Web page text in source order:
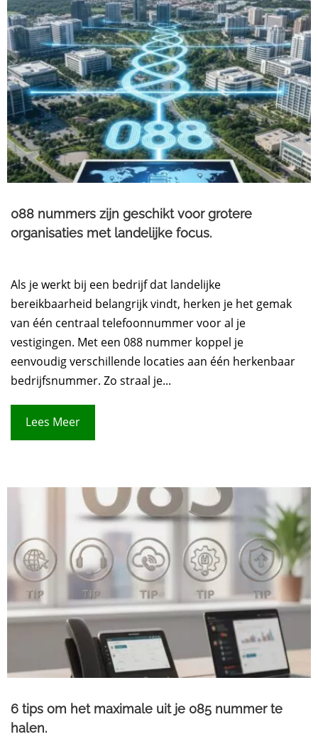
088 nummers zijn geschikt voor grotere
organisaties met landelijke focus.
Als je werkt bij een bedrijf dat landelijke
bereikbaarheid belangrijk vindt, herken je het gemak
van één centraal telefoonnummer voor al je
vestigingen. Met een 088 nummer koppel je
eenvoudig verschillende locaties aan één herkenbaar
bedrijfsnummer. Zo straal je...
Lees Meer
6 tips om het maximale uit je 085 nummer te
halen.